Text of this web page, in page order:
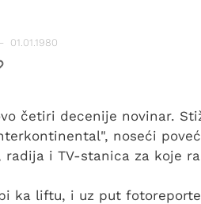
01.01.1980
četiri decenije novinar.
noseći
radija i TV-stanica za koje
ka liftu, i uz put